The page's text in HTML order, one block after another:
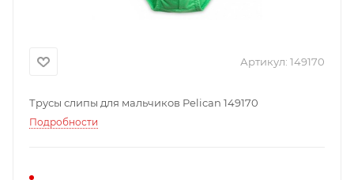
Артикул: 149170
Трусы слипы для мальчиков Pelican 149170
Подробности